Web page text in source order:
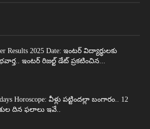
Results 2025 Date: ఇంటర్ విద్యార్థులకు
ఇంటర్ రిజల్ట్ డేట్ ప్రకటించిన...
Horoscope: వీళ్లు పట్టిందల్లా బంగారం.. 12
దిన ఫలాలు ఇవే..